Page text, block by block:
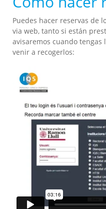
Puedes hacer reservas de
via web, tanto si están
avisaremos cuando
venir a recogerlos: